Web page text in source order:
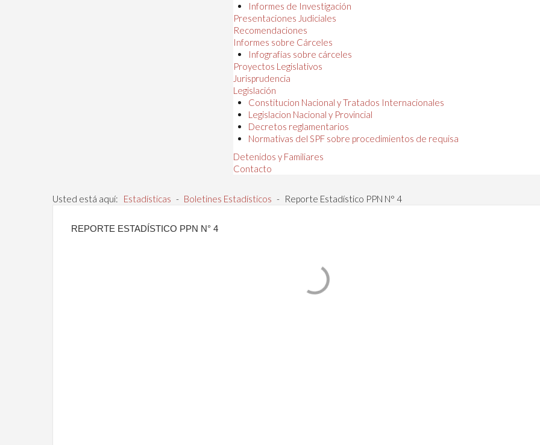
Informes de Investigación
Presentaciones Judiciales
Recomendaciones
Informes sobre Cárceles
Infografías sobre cárceles
Proyectos Legislativos
Jurisprudencia
Legislación
Constitucion Nacional y Tratados Internacionales
Legislacion Nacional y Provincial
Decretos reglamentarios
Normativas del SPF sobre procedimientos de requisa
Detenidos y Familiares
Contacto
Usted está aquí: Estadísticas - Boletines Estadísticos - Reporte Estadístico PPN N° 4
REPORTE ESTADÍSTICO PPN N° 4